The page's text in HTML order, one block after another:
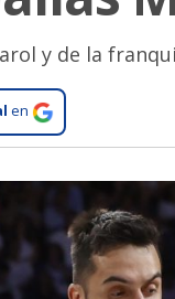
y de la
en